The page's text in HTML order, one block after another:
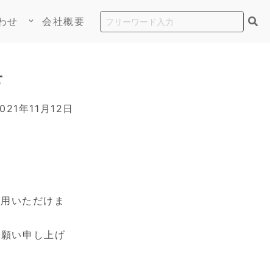
せ keyboard_arrow_down 会社概要
年11月12日
いただけま
い申し上げ